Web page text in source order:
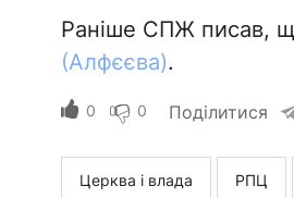
Раніше СПЖ писав,
(Алфєєва).
0 0 Поділитися
Церква і влада РПЦ